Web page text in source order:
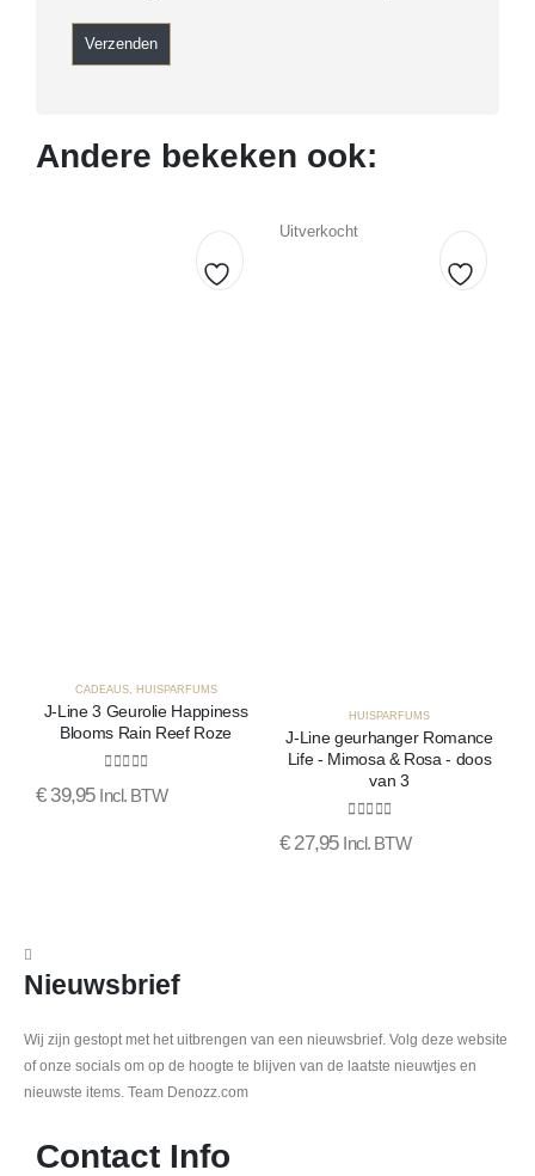
Andere bekeken ook:
CADEAUS, HUISPARFUMS
J-Line 3 Geurolie Happiness
Blooms Rain Reef Roze
€39,95 Incl. BTW
Uitverkocht
HUISPARFUMS
J-Line geurhanger Romance
Life - Mimosa & Rosa - doos
van 3
€27,95 Incl. BTW
Nieuwsbrief
Wij zijn gestopt met het uitbrengen van een nieuwsbrief. Volg deze website
of onze socials om op de hoogte te blijven van de laatste nieuwtjes en
nieuwste items. Team Denozz.com
Contact Info